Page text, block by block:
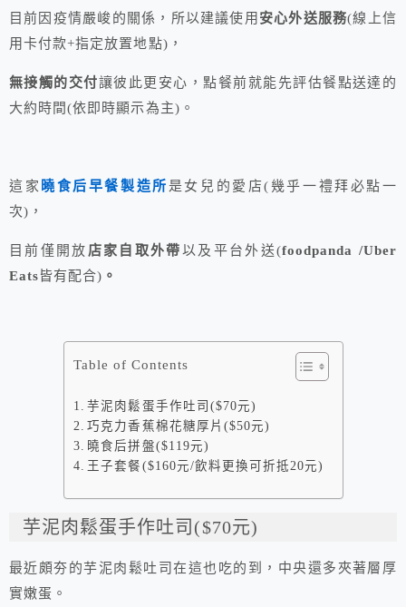
目前因疫情嚴峻的關係，所以建議使用 安心外送服務(線上信
用卡付款+指定放置地點)，
無接觸的交付讓彼此更安心，點餐前就能先評估餐點送達的
大約時間(依即時顯示為主)。
這家 曉食后早餐製造所 是女兒的愛店(幾乎一禮拜必點一
次)，
目前僅開放 店家自取外帶以及平台外送(foodpanda /Uber
Eats皆有配合) 。
Table of Contents
芋泥肉鬆蛋手作吐司($70元)
巧克力香蕉棉花糖厚片($50元)
曉食后拼盤($119元)
王子套餐($160元/飲料更換可折抵20元)
芋泥肉鬆蛋手作吐司($70元)
最近頗夯的芋泥肉鬆吐司在這也吃的到，中央還多夾著層厚
實嫩蛋。